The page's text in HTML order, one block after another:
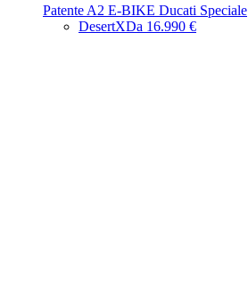
Patente A2 E-BIKE Ducati Speciale
DesertXDa 16.990 €